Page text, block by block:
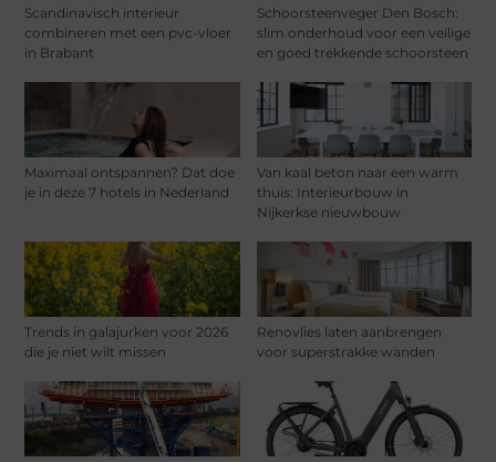
Scandinavisch interieur
combineren met een pvc-vloer
in Brabant
Schoorsteenveger Den Bosch:
slim onderhoud voor een veilige
en goed trekkende schoorsteen
Maximaal ontspannen? Dat doe
je in deze 7 hotels in Nederland
Van kaal beton naar een warm
thuis: Interieurbouw in
Nijkerkse nieuwbouw
Trends in galajurken voor 2026
die je niet wilt missen
Renovlies laten aanbrengen
voor superstrakke wanden